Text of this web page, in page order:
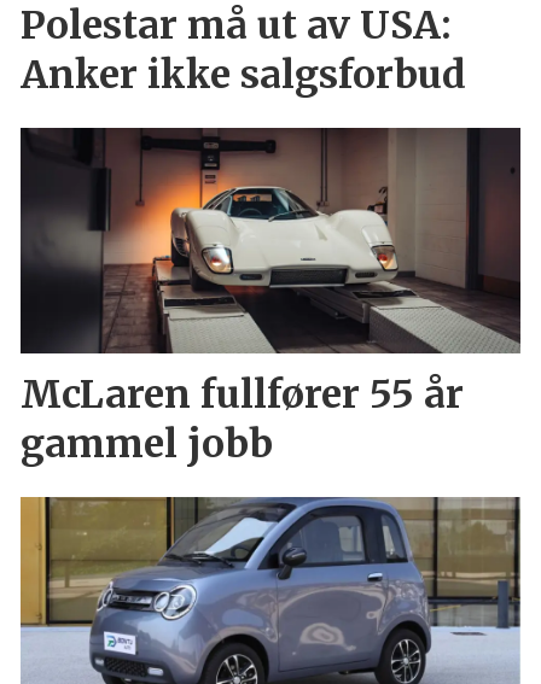
Polestar må ut av USA:
Anker ikke salgsforbud
McLaren fullfører 55 år
gammel jobb